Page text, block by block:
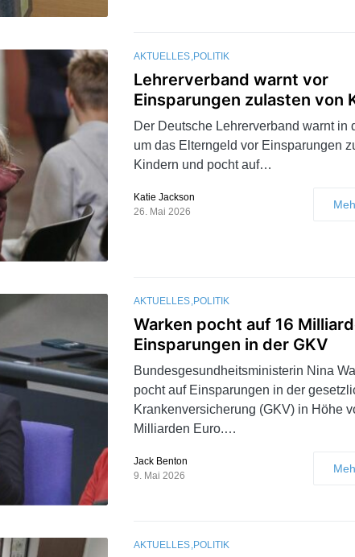
AKTUELLES POLITIK
Lehrerverband warnt vor
Einsparungen zulasten von
Der Deutsche Lehrerverband warnt in
um das Elterngeld vor Einsparungen
Kindern und pocht auf…
Katie Jackson
26. Mai 2026
AKTUELLES POLITIK
Warken pocht auf 16
Einsparungen in der GKV
Bundesgesundheitsministerin Nina
pocht auf Einsparungen in der
Krankenversicherung (GKV) in Höhe
Milliarden Euro.…
Jack Benton
9. Mai 2026
AKTUELLES POLITIK